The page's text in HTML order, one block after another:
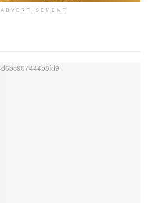
ADVERTISEMENT